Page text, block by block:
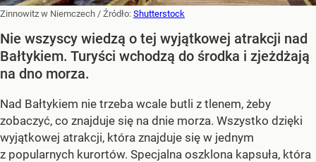
Zinnowitz w Niemczech / Źródło: Shutterstock
Nie wszyscy wiedzą o tej wyjątkowej atrakcji nad
Bałtykiem. Turyści wchodzą do środka i zjeżdżają
na dno morza.
Nad Bałtykiem nie trzeba wcale butli z tlenem, żeby
zobaczyć, co znajduje się na dnie morza. Wszystko dzięki
wyjątkowej atrakcji, która znajduje się w jednym
z popularnych kurortów. Specjalna oszklona kapsuła, która